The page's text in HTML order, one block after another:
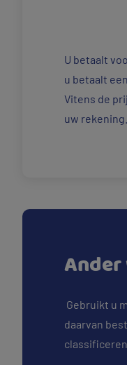
U betaalt
u betaalt
Vitens de
uw
Gebruikt u
daarvan